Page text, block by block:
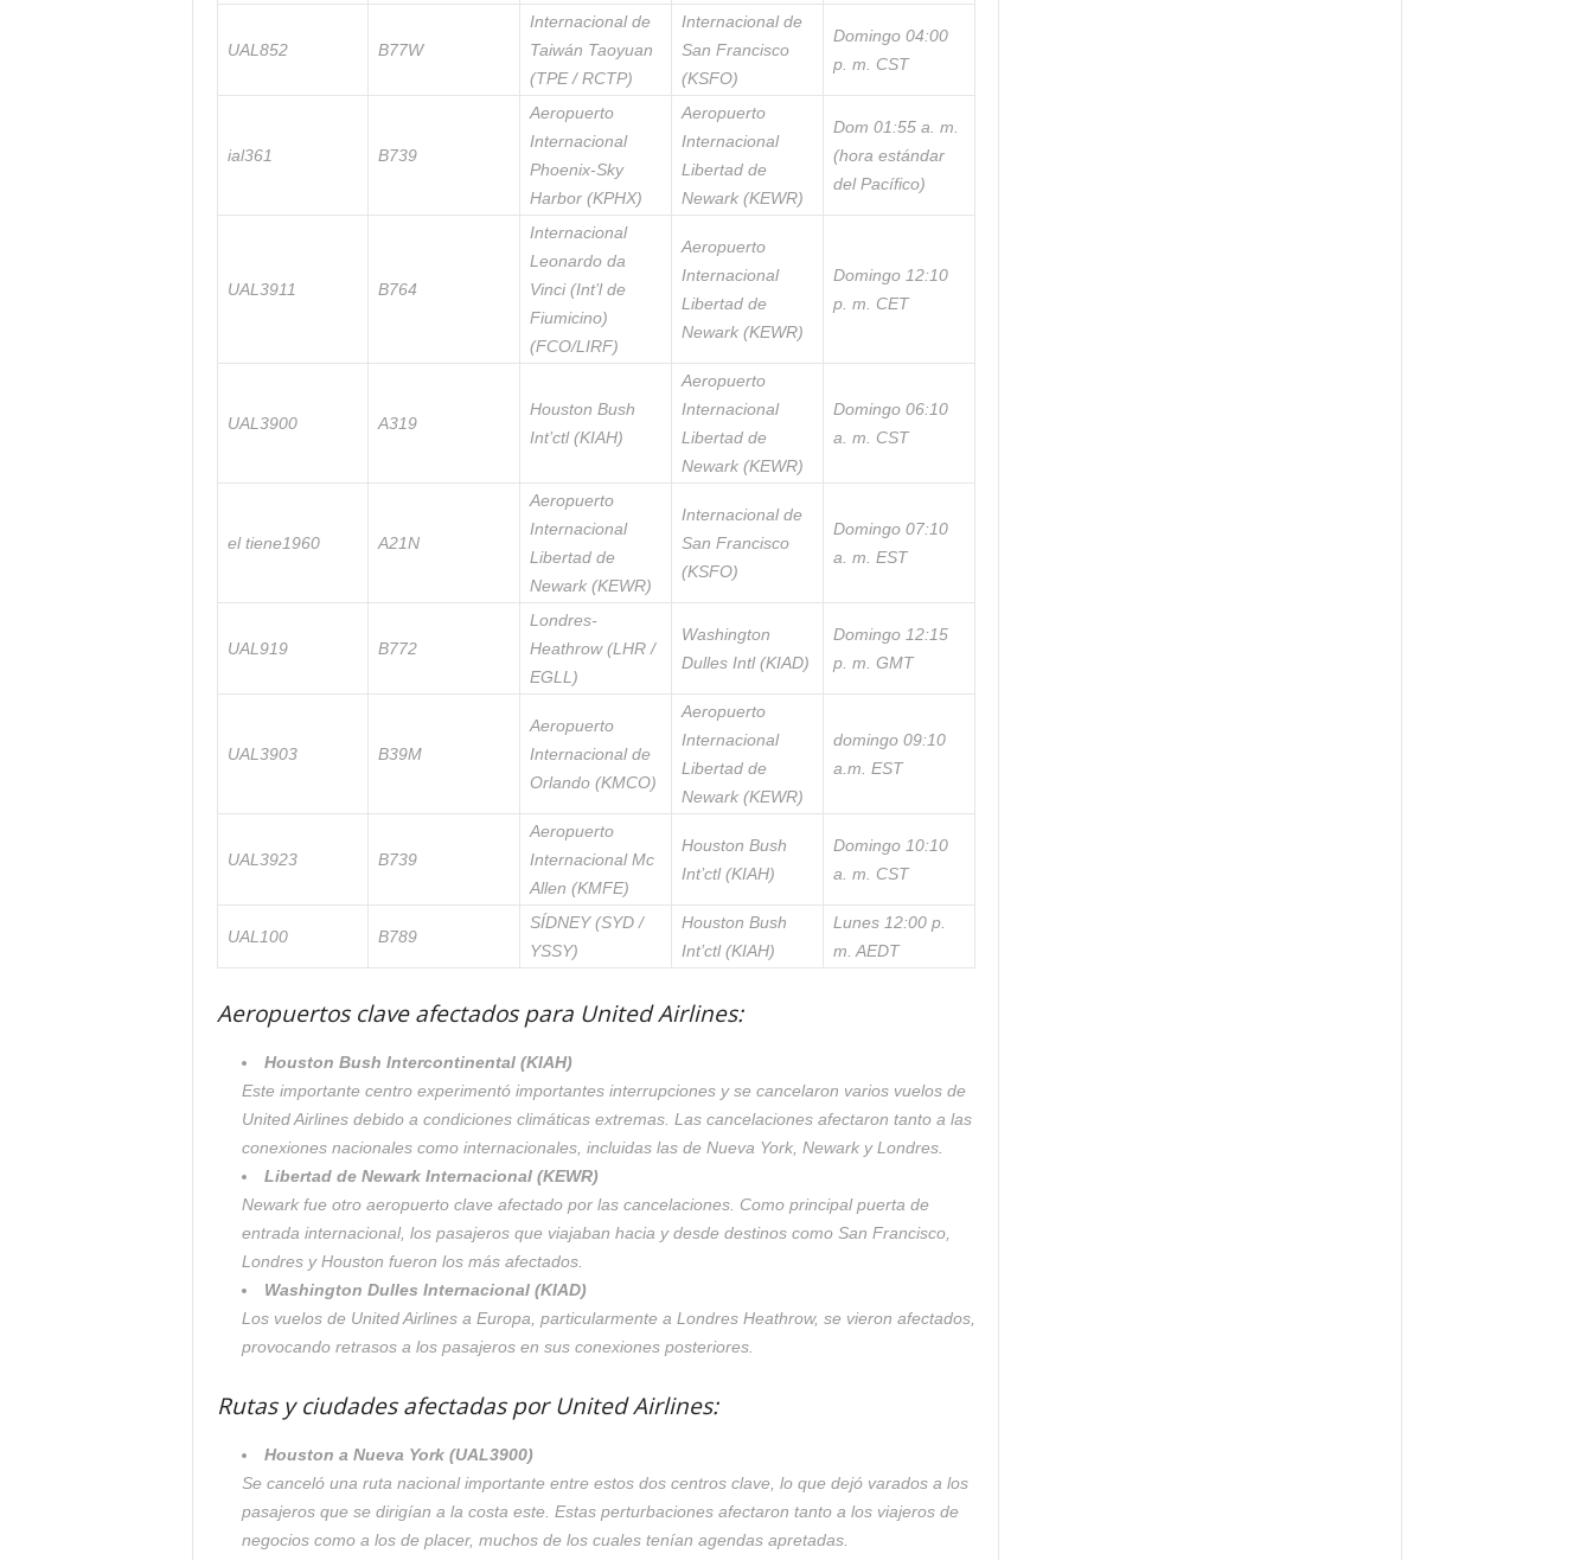
UAL852 B77W
Internacional de
Taiwán Taoyuan
(TPE / RCTP)
Internacional de
San Francisco
(KSFO)
Domingo 04:00
p. m. CST
ial361 B739
Aeropuerto
Internacional
Phoenix-Sky
Harbor (KPHX)
Aeropuerto
Internacional
Libertad de
Newark (KEWR)
Dom 01:55 a. m.
(hora estándar
del Pacífico)
UAL3911 B764
Internacional
Leonardo da
Vinci (Int’l de
Fiumicino)
(FCO/LIRF)
Aeropuerto
Internacional
Libertad de
Newark (KEWR)
Domingo 12:10
p. m. CET
UAL3900 A319
Houston Bush
Int’ctl (KIAH)
Aeropuerto
Internacional
Libertad de
Newark (KEWR)
Domingo 06:10
a. m. CST
el tiene1960 A21N
Aeropuerto
Internacional
Libertad de
Newark (KEWR)
Internacional de
San Francisco
(KSFO)
Domingo 07:10
a. m. EST
UAL919 B772
Londres-
Heathrow (LHR /
EGLL)
Washington
Dulles Intl (KIAD)
Domingo 12:15
p. m. GMT
UAL3903 B39M
Aeropuerto
Internacional de
Orlando (KMCO)
Aeropuerto
Internacional
Libertad de
Newark (KEWR)
domingo 09:10
a.m. EST
UAL3923 B739
Aeropuerto
Internacional Mc
Allen (KMFE)
Houston Bush
Int’ctl (KIAH)
Domingo 10:10
a. m. CST
UAL100 B789
SÍDNEY (SYD /
YSSY)
Houston Bush
Int’ctl (KIAH)
Lunes 12:00 p.
m. AEDT
Aeropuertos clave afectados para United Airlines:
Houston Bush Intercontinental (KIAH)
Este importante centro experimentó importantes interrupciones y se cancelaron varios vuelos de
United Airlines debido a condiciones climáticas extremas. Las cancelaciones afectaron tanto a las
conexiones nacionales como internacionales, incluidas las de Nueva York, Newark y Londres.
Libertad de Newark Internacional (KEWR)
Newark fue otro aeropuerto clave afectado por las cancelaciones. Como principal puerta de
entrada internacional, los pasajeros que viajaban hacia y desde destinos como San Francisco,
Londres y Houston fueron los más afectados.
Washington Dulles Internacional (KIAD)
Los vuelos de United Airlines a Europa, particularmente a Londres Heathrow, se vieron afectados,
provocando retrasos a los pasajeros en sus conexiones posteriores.
Rutas y ciudades afectadas por United Airlines:
Houston a Nueva York (UAL3900)
Se canceló una ruta nacional importante entre estos dos centros clave, lo que dejó varados a los
pasajeros que se dirigían a la costa este. Estas perturbaciones afectaron tanto a los viajeros de
negocios como a los de placer, muchos de los cuales tenían agendas apretadas.